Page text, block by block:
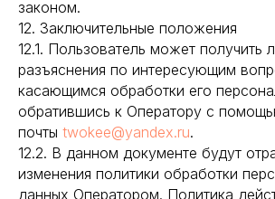
законом.
12. Заключительные положения
12.1. Пользователь может получить
разъяснения по интересующим
касающимся обработки его
обратившись к Оператору с
почты twokee@yandex.ru.
12.2. В данном документе будут
изменения политики обработки
данных Оператором. Политика